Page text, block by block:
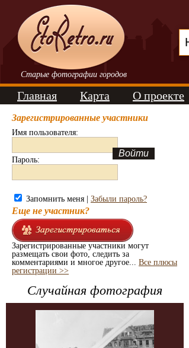
Старые фотографии городов
Главная Карта О проекте
Зарегистрированные участники
Имя пользователя:
Пароль:
Запомнить меня | Забыли пароль?
Еще не участник?
Зарегистрированные участники могут
размещать свои фото, следить за
комментариями и многое другое... Все плюсы
регистрации >>
Случайная фотография